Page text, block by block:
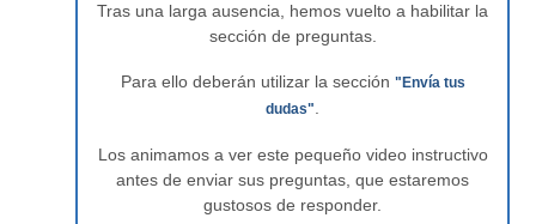
Tras una larga ausencia, hemos vuelto a habilitar la
sección de preguntas.
Para ello deberán utilizar la sección "Envía tus
dudas".
Los animamos a ver este pequeño video instructivo
antes de enviar sus preguntas, que estaremos
gustosos de responder.